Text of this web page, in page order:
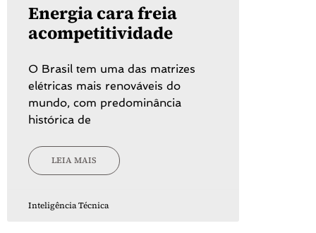
Energia cara freia
acompetitividade
O Brasil tem uma das matrizes
elétricas mais renováveis do
mundo, com predominância
histórica de
LEIA MAIS
Inteligência Técnica